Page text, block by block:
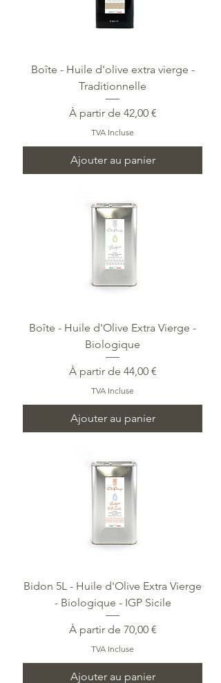
Boîte - Huile d'olive extra vierge -
Traditionnelle
À partir de 42,00 €
Prix promotionnel
TVA Incluse
Ajouter au panier
Boîte - Huile d'Olive Extra Vierge -
Biologique
À partir de 44,00 €
Prix promotionnel
TVA Incluse
Ajouter au panier
Bidon 5L - Huile d'Olive Extra Vierge
- Biologique - IGP Sicile
À partir de 70,00 €
Prix promotionnel
TVA Incluse
Ajouter au panier